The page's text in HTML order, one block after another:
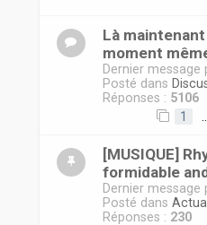
Là
moment
Dernier message
Posté dans
Réponses : 5106
1
[MUSIQUE]
formidable
Dernier message
Posté dans
Réponses : 230